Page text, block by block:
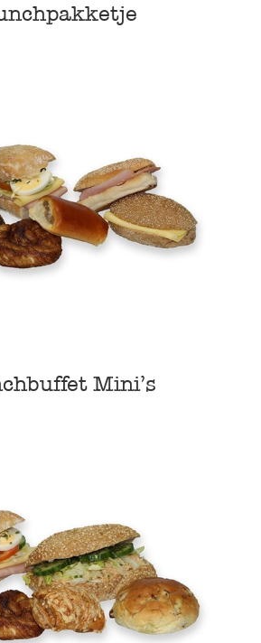
Mini’s